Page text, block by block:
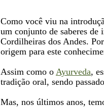
Como você viu na
um conjunto de saberes de
Cordilheiras dos Andes.
origem para este
Assim como o Ayurveda,
tradição oral, sendo
Mas, nos últimos anos,